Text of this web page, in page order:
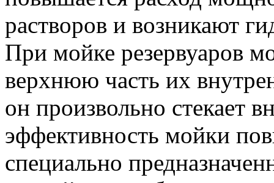
растворов и возникают
При мойке резервуаров
верхнюю часть их
он произвольно стекает
эффективность мойки
специально